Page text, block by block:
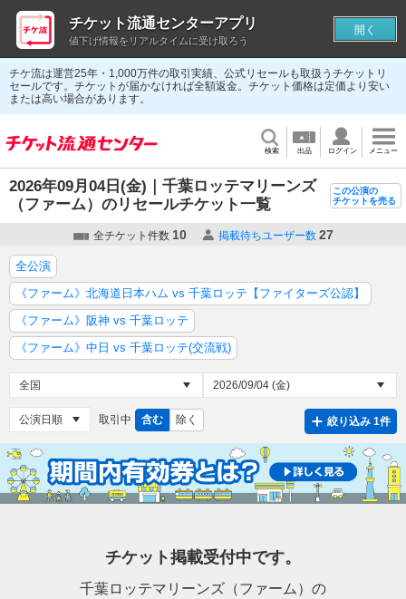
チケ流は運営25年・1,000万件の取引実績、公式リセールも取扱うチケットリ
セールです。チケットが届かなければ全額返金。チケット価格は定価より安い
または高い場合があります。
検索 出品 ログイン メニュー
2026年09月04日(金)｜千葉ロッテマリーンズ
（ファーム）のリセールチケット一覧
この公演の
チケットを売る
全チケット件数 10 掲載待ちユーザー数 27
全公演
《ファーム》北海道日本ハム vs 千葉ロッテ【ファイターズ公認】
《ファーム》阪神 vs 千葉ロッテ
《ファーム》中日 vs 千葉ロッテ(交流戦)
取引中 含む 除く 絞り込み 1件
チケット掲載受付中です。
千葉ロッテマリーンズ（ファーム）の
チケット流通センターアプリ
値下げ情報をリアルタイムに受け取ろう
開く